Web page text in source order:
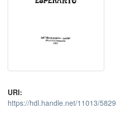
URI:
https://hdl.handle.net/11013/5829